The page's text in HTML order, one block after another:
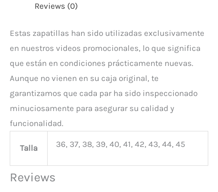
Reviews (0)
Estas zapatillas han sido utilizadas exclusivamente
en nuestros videos promocionales, lo que significa
que están en condiciones prácticamente nuevas.
Aunque no vienen en su caja original, te
garantizamos que cada par ha sido inspeccionado
minuciosamente para asegurar su calidad y
funcionalidad.
Talla 36, 37, 38, 39, 40, 41, 42, 43, 44, 45
Reviews